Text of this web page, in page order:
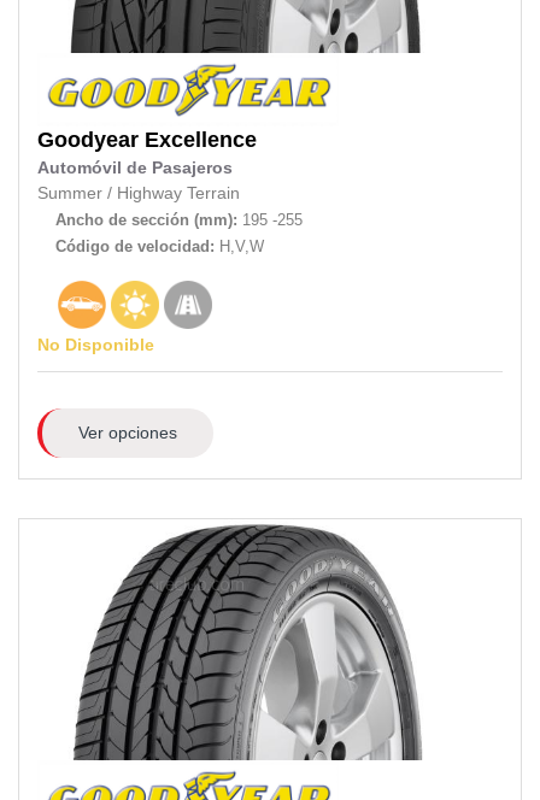
Goodyear Excellence
Automóvil de Pasajeros
Summer / Highway Terrain
Ancho de sección (mm): 195 -255
Código de velocidad: H,V,W
No Disponible
Ver opciones